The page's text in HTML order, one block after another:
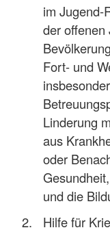
im Jugend-
der offenen
Fort- und
Linderung
aus
oder
und die
Hilfe für